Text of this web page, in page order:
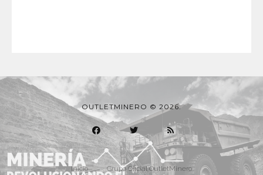
OUTLETMINERO © 2026.
Inicio Grupo Oficial OutletMinero